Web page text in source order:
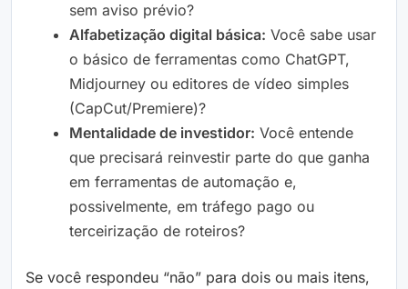
sem aviso prévio?
Alfabetização digital básica: Você sabe usar
o básico de ferramentas como ChatGPT,
Midjourney ou editores de vídeo simples
(CapCut/Premiere)?
Mentalidade de investidor: Você entende
que precisará reinvestir parte do que ganha
em ferramentas de automação e,
possivelmente, em tráfego pago ou
terceirização de roteiros?
Se você respondeu “não” para dois ou mais itens,